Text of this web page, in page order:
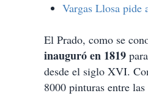
Vargas Llosa pide
El Prado, como se
inauguró en 1819
desde el siglo XVI.
8000 pinturas entre